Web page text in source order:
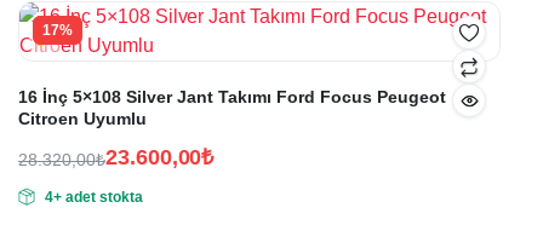
29.100,00₺.
17%
16 İnç 5×108 Silver Jant Takımı Ford Focus Peugeot
Citroen Uyumlu
28.320,00₺
fiyat:
23.600,00₺
andaki
4+ adet stokta